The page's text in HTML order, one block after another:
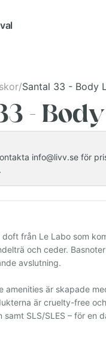
/Santal 33 - Body
-
info@livv.se för
doft från Le Labo som
och ceder.
avslutning.
amenities är skapade
är cruelty-free
samt SLS/SLES – för en